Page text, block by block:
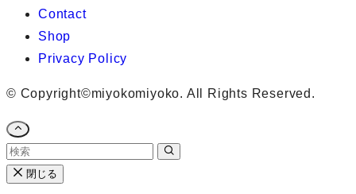
Contact
Shop
Privacy Policy
© Copyright©miyokomiyoko. All Rights Reserved.
閉じる